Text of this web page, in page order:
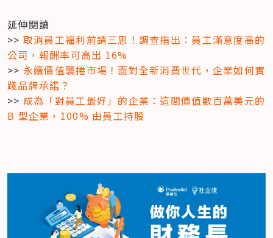
延伸閱讀
>> 取消員工福利前請三思！調查指出：員工滿意度高的
公司，報酬率可高出 16%
>> 永續價值襲捲市場！面對全新消費世代，企業如何實
踐品牌承諾？
>> 成為「對員工最好」的企業：這間價值數百萬美元的
B 型企業，100% 由員工持股